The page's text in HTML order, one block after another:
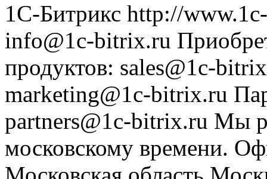
1С-Битрикс http://
info@1c-bitrix.ru
продуктов: sales@1c-
marketing@1c-bitrix.ru
partners@1c-bitrix.ru Мы
московскому времени.